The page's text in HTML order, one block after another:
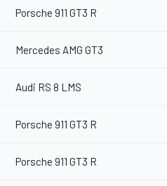
Porsche 911 GT3 R
Mercedes AMG GT3
Audi RS 8 LMS
Porsche 911 GT3 R
Porsche 911 GT3 R